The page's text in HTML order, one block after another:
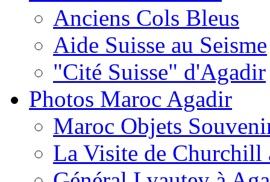
Anciens Cols Bleus
Aide Suisse au Seisme
"Cité Suisse" d'Agadir
Photos Maroc Agadir
Maroc Objets
La Visite de Churchill